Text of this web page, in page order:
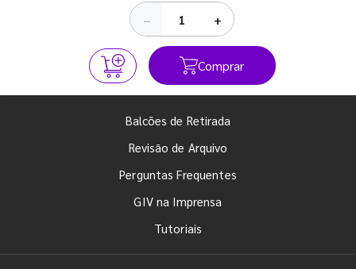
− +
Comprar
Balcões de Retirada
Revisão de Arquivo
Perguntas Frequentes
GIV na Imprensa
Tutoriais